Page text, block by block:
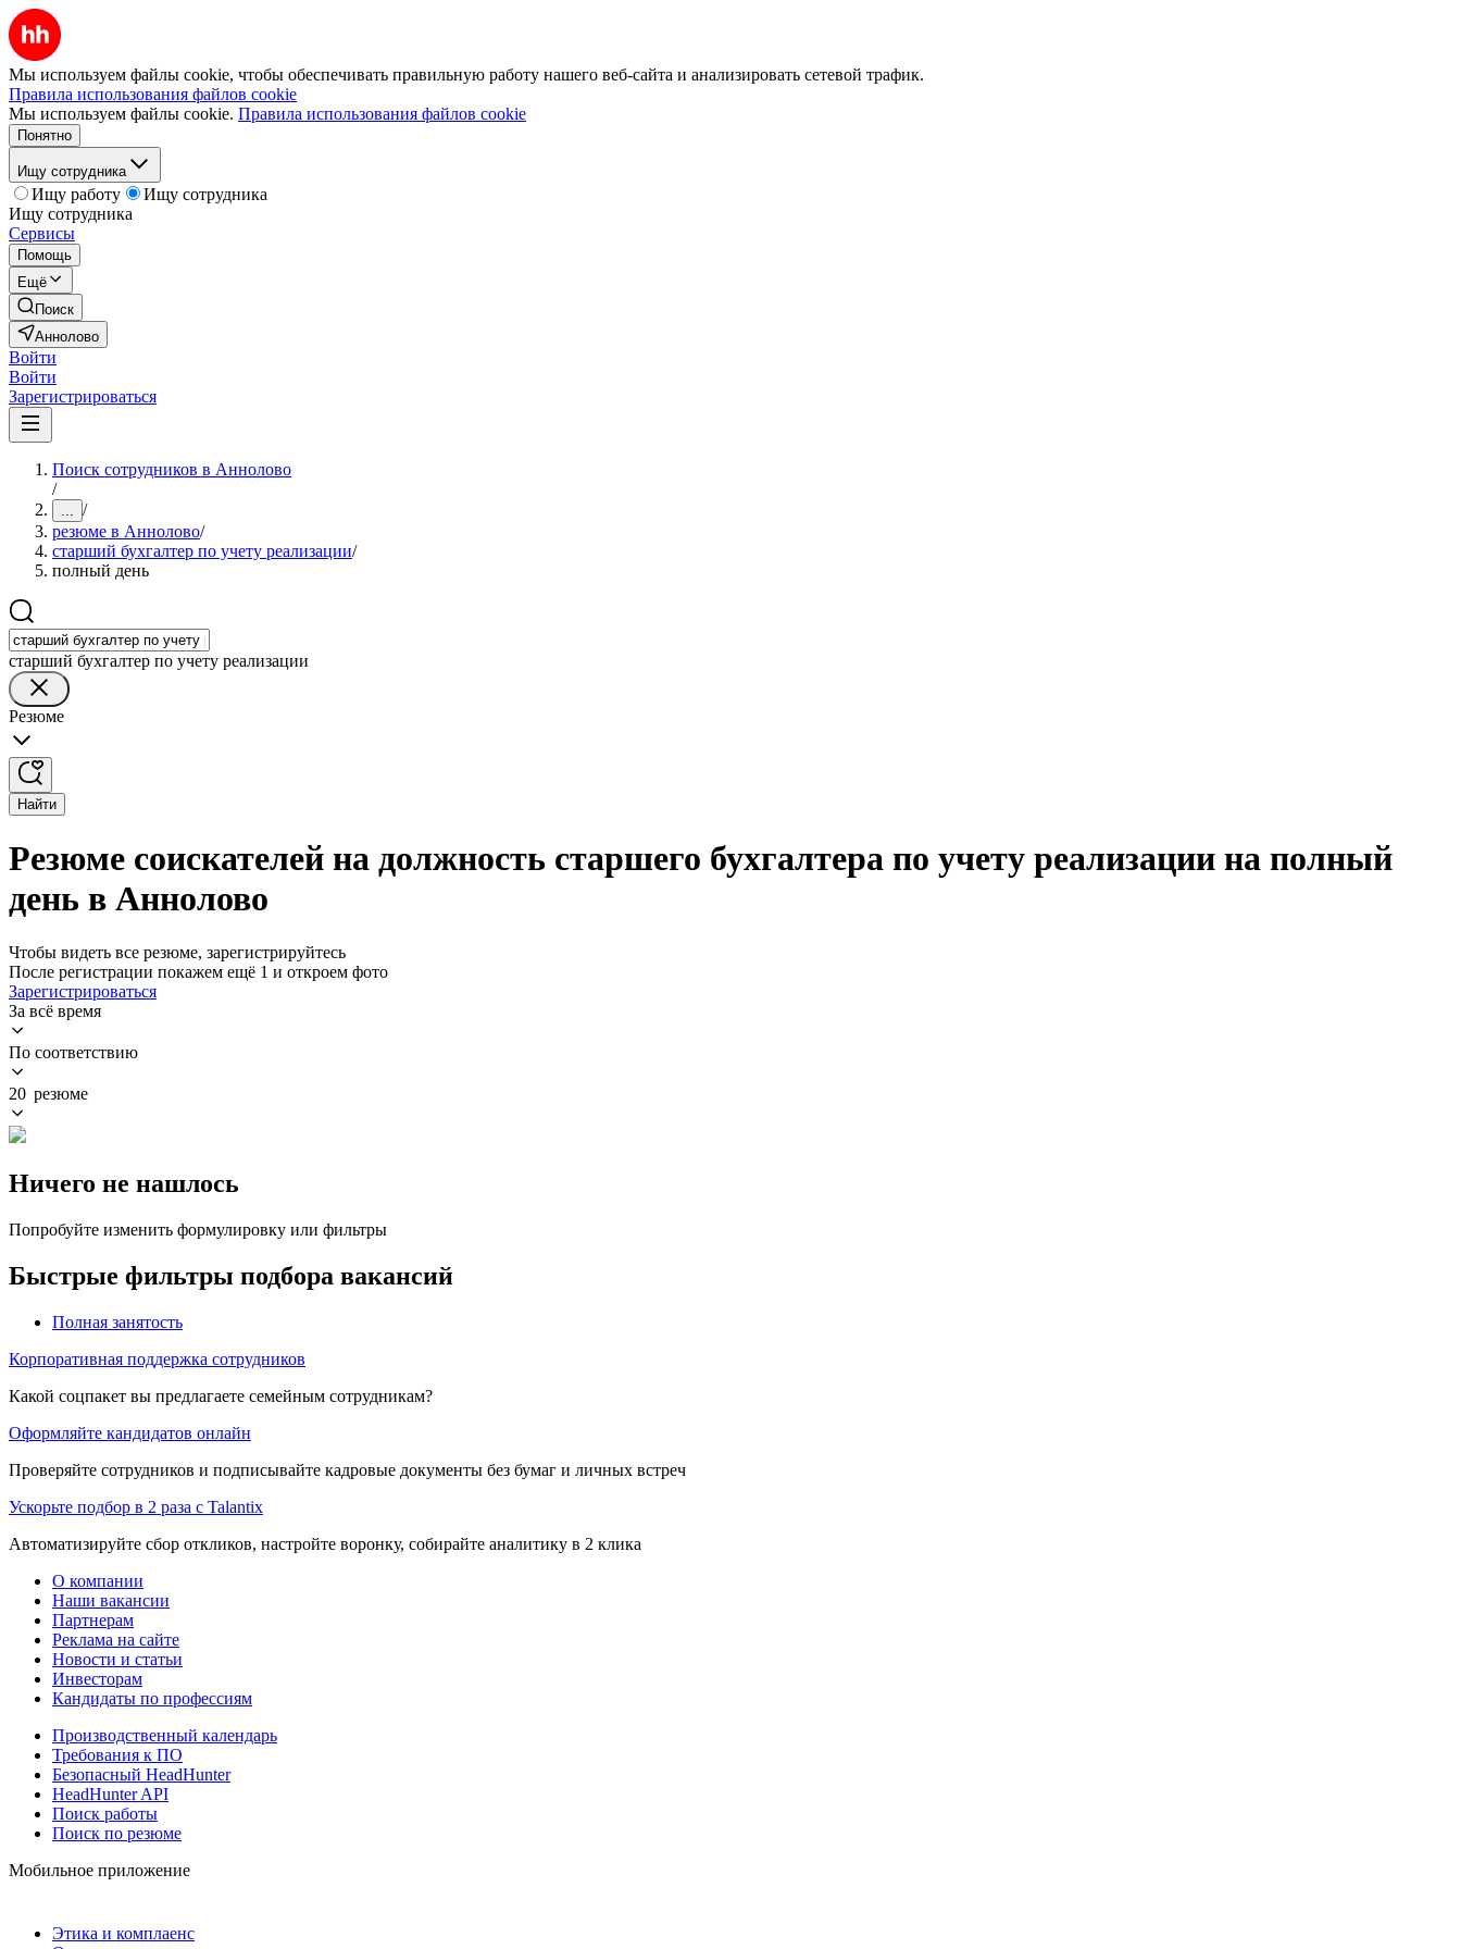
Мы используем файлы cookie, чтобы обеспечивать правильную работу нашего веб-сайта и анализировать сетевой трафик.
Правила использования файлов cookie
Мы используем файлы cookie. Правила использования файлов cookie
Понятно
Ищу сотрудника
Ищу работу
Ищу сотрудника
Ищу сотрудника
Сервисы
Помощь
Ещё
Поиск
Аннолово
Войти
Войти
Зарегистрироваться
Поиск сотрудников в Аннолово
/
... /
резюме в Аннолово/
старший бухгалтер по учету реализации/
полный день
старший бухгалтер по учету реализации
Резюме
Найти
Резюме соискателей на должность старшего бухгалтера по учету реализации на полный
день в Аннолово
Чтобы видеть все резюме, зарегистрируйтесь
После регистрации покажем ещё 1 и откроем фото
Зарегистрироваться
За всё время
По соответствию
20 резюме
Ничего не нашлось
Попробуйте изменить формулировку или фильтры
Быстрые фильтры подбора вакансий
Полная занятость
Корпоративная поддержка сотрудников
Какой соцпакет вы предлагаете семейным сотрудникам?
Оформляйте кандидатов онлайн
Проверяйте сотрудников и подписывайте кадровые документы без бумаг и личных встреч
Ускорьте подбор в 2 раза с Talantix
Автоматизируйте сбор откликов, настройте воронку, собирайте аналитику в 2 клика
О компании
Наши вакансии
Партнерам
Реклама на сайте
Новости и статьи
Инвесторам
Кандидаты по профессиям
Производственный календарь
Требования к ПО
Безопасный HeadHunter
HeadHunter API
Поиск работы
Поиск по резюме
Мобильное приложение
Этика и комплаенс